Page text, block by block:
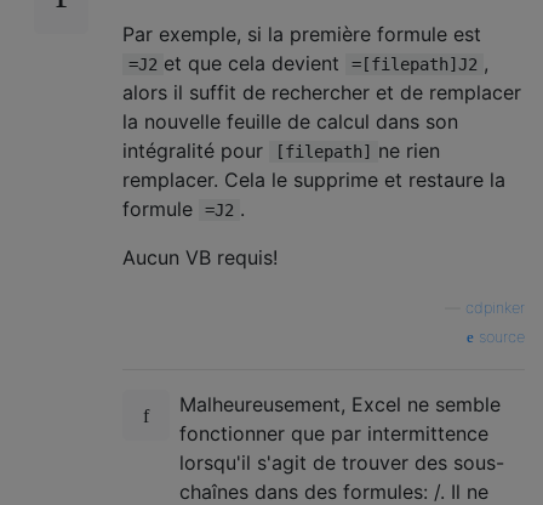
Par exemple, si la première formule est
=J2 et que cela devient =[filepath]J2 ,
alors il suffit de rechercher et de remplacer
la nouvelle feuille de calcul dans son
intégralité pour
[filepath]
ne rien
remplacer. Cela le supprime et restaure la
formule
=J2 .
Aucun VB requis!
cdpinker
source
Malheureusement, Excel ne semble
fonctionner que par intermittence
lorsqu'il s'agit de trouver des sous-
chaînes dans des formules: /. Il ne